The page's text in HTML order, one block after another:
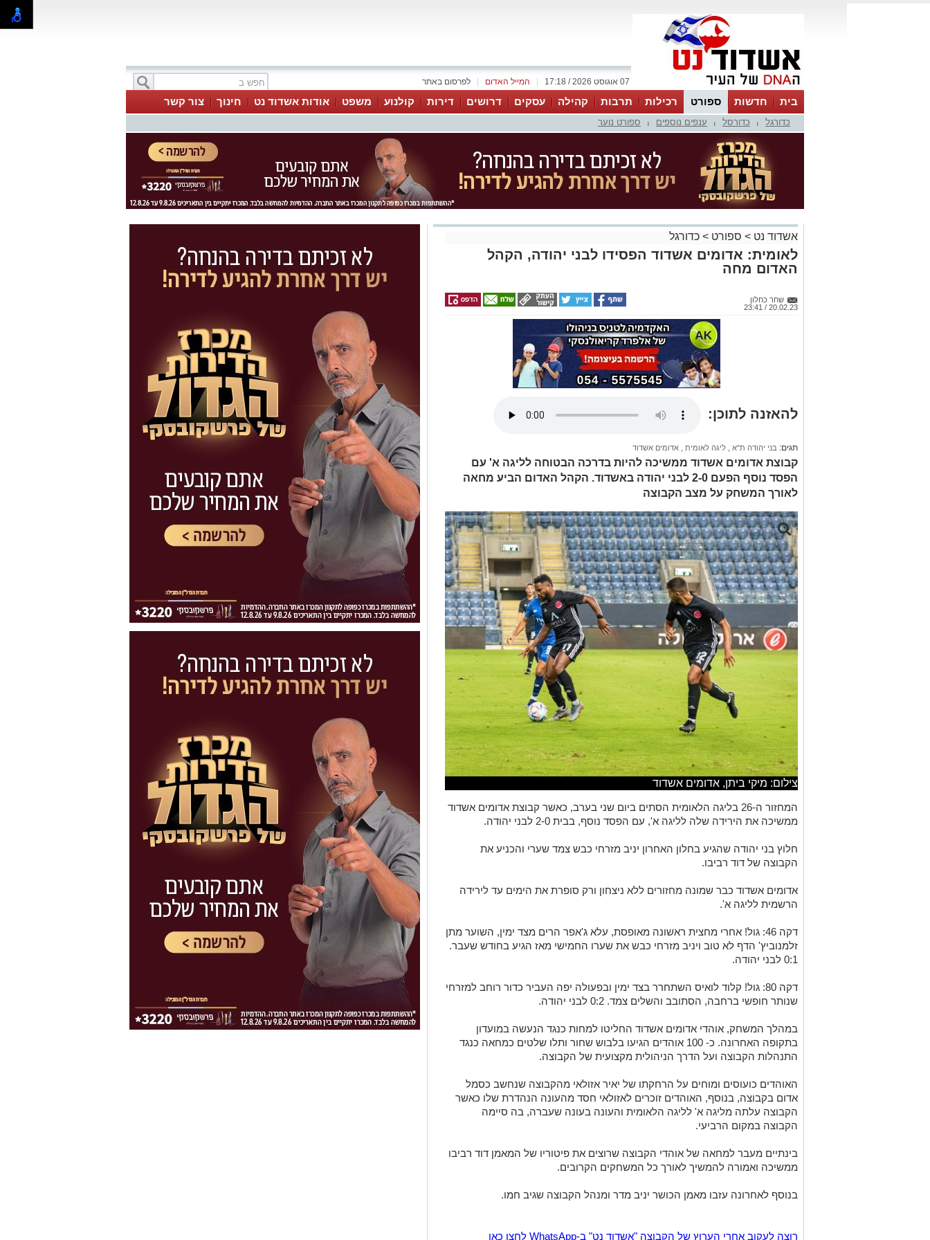
לפרסום באתר המייל האדום 07 אוגוסט 2026 / 17:18
בית חדשות ספורט רכילות תרבות קהילה עסקים דרושים דירות קולנוע משפט אודות אשדוד נט חינוך צור קשר
כדורגל כדורסל ענפים נוספים ספורט נוער
אשדוד נט > ספורט > כדורגל
לאומית: אדומים אשדוד הפסידו לבני יהודה, הקהל
האדום מחה
שחר כחלון
20.02.23 / 23:41
להאזנה לתוכן:
תגים: בני יהודה ת"א ליגה לאומית אדומים אשדוד
קבוצת אדומים אשדוד ממשיכה להיות בדרכה הבטוחה לליגה א' עם
הפסד נוסף הפעם 2-0 לבני יהודה באשדוד. הקהל האדום הביע מחאה
לאורך המשחק על מצב הקבוצה
צילום: מיקי ביתן, אדומים אשדוד
המחזור ה-26 בליגה הלאומית הסתים ביום שני בערב, כאשר קבוצת אדומים אשדוד
ממשיכה את הירידה שלה לליגה א', עם הפסד נוסף, בבית 2-0 לבני יהודה.
חלוץ בני יהודה שהגיע בחלון האחרון יניב מזרחי כבש צמד שערי והכניע את
הקבוצה של דוד רביבו.
אדומים אשדוד כבר שמונה מחזורים ללא ניצחון ורק סופרת את הימים עד לירידה
הרשמית לליגה א'.
דקה 46: גול! אחרי מחצית ראשונה מאופסת, עלא ג'אפר הרים מצד ימין, השוער מתן
זלמנוביץ' הדף לא טוב ויניב מזרחי כבש את שערו החמישי מאז הגיע בחודש שעבר.
0:1 לבני יהודה.
דקה 80: גול! קלוד לואיס השתחרר בצד ימין ובפעולה יפה העביר כדור רוחב למזרחי
שנותר חופשי ברחבה, הסתובב והשלים צמד. 0:2 לבני יהודה.
במהלך המשחק, אוהדי אדומים אשדוד החליטו למחות כנגד הנעשה במועדון
בתקופה האחרונה. כ- 100 אוהדים הגיעו בלבוש שחור ותלו שלטים כמחאה כנגד
התנהלות הקבוצה ועל הדרך הניהולית מקצועית של הקבוצה.
האוהדים כועוסים ומוחים על הרחקתו של יאיר אזולאי מהקבוצה שנחשב כסמל
אדום בקבוצה, בנוסף, האוהדים זוכרים לאזולאי חסד מהעונה הנהדרת שלו כאשר
הקבוצה עלתה מליגה א' לליגה הלאומית והעונה בעונה שעברה, בה סיימה
הקבוצה במקום הרביעי.
בינתיים מעבר למחאה של אוהדי הקבוצה שרוצים את פיטוריו של המאמן דוד רביבו
ממשיכה ואמורה להמשיך לאורך כל המשחקים הקרובים.
בנוסף לאחרונה עזבו מאמן הכושר יניב מדר ומנהל הקבוצה שגיב חמו.
רוצה לעקוב אחרי הערוץ של הקבוצה "אשדוד נט" ב-WhatsApp לחצו כאן